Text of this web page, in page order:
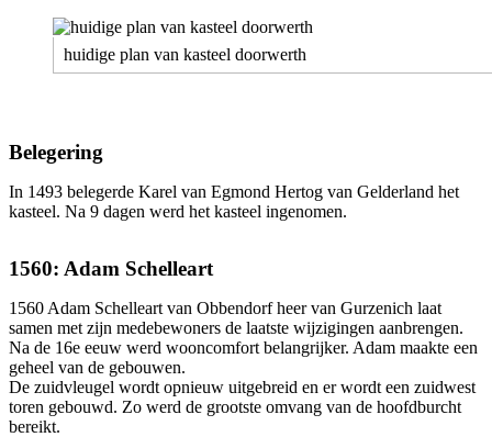
huidige plan van kasteel doorwerth
Belegering
In 1493 belegerde Karel van Egmond Hertog van Gelderland het
kasteel. Na 9 dagen werd het kasteel ingenomen.
1560: Adam Schelleart
1560 Adam Schelleart van Obbendorf heer van Gurzenich laat
samen met zijn medebewoners de laatste wijzigingen aanbrengen.
Na de 16e eeuw werd wooncomfort belangrijker. Adam maakte een
geheel van de gebouwen.
De zuidvleugel wordt opnieuw uitgebreid en er wordt een zuidwest
toren gebouwd. Zo werd de grootste omvang van de hoofdburcht
bereikt.